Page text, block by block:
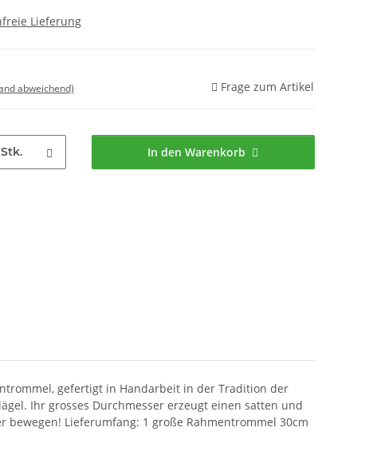
Lieferung
abweichend) Frage zum Artikel
Stk. In den Warenkorb
gefertigt in Handarbeit in der Tradition der
Ihr grosses Durchmesser erzeugt einen satten und
Lieferumfang: 1 große Rahmentrommel 30cm